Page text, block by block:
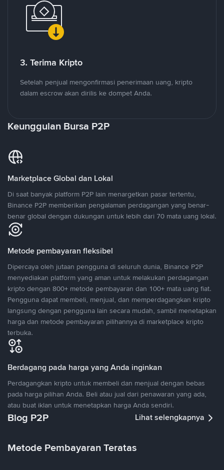
3. Terima Kripto
Setelah penjual mengonfirmasi penerimaan uang, kripto
dalam escrow akan dirilis ke dompet Anda.
Keunggulan Bursa P2P
Marketplace Global dan Lokal
Di saat banyak platform P2P lain menargetkan pasar tertentu,
Binance P2P memberikan pengalaman perdagangan yang benar-
benar global dengan dukungan untuk lebih dari 70 mata uang lokal.
Metode pembayaran fleksibel
Dipercaya oleh jutaan pengguna di seluruh dunia, Binance P2P
menyediakan platform yang aman untuk melakukan perdagangan
kripto dengan 800+ metode pembayaran dan 100+ mata uang fiat.
Pengguna dapat membeli, menjual, dan memperdagangkan kripto
langsung dengan pengguna lain secara mudah, sambil menetapkan
harga dan metode pembayaran pilihannya di marketplace kripto
terbuka.
Berdagang pada harga yang Anda inginkan
Perdagangkan kripto untuk membeli dan menjual dengan bebas
pada harga pilihan Anda. Beli atau jual dari penawaran yang ada,
atau buat iklan untuk menetapkan harga Anda sendiri.
Blog P2P Lihat selengkapnya
Metode Pembayaran Teratas